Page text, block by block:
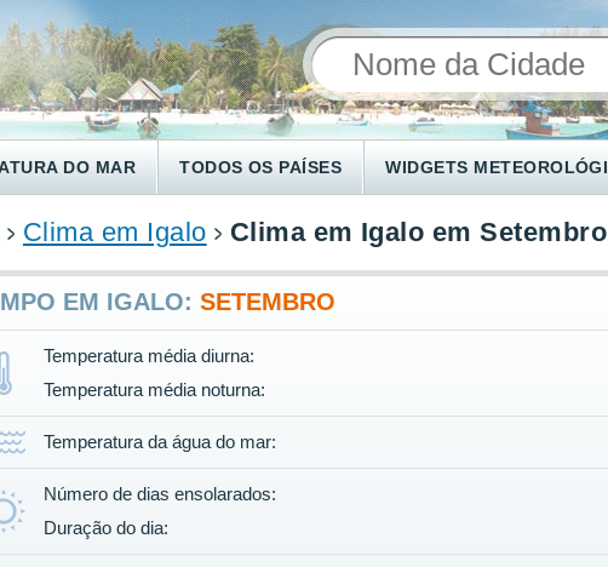
DO MAR TODOS OS PAÍSES WIDGETS
Clima em Igalo Clima em Igalo em Setembro
EM IGALO:SETEMBRO
Temperatura média diurna:
Temperatura média noturna:
Temperatura da água do mar:
Número de dias ensolarados:
Duração do dia: